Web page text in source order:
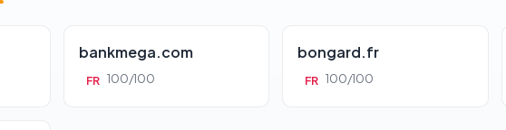
bankmega.com
FR 100/100
bongard.fr
FR 100/100